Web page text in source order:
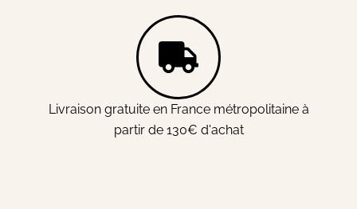
Livraison gratuite en France métropolitaine à
partir de 130€ d'achat